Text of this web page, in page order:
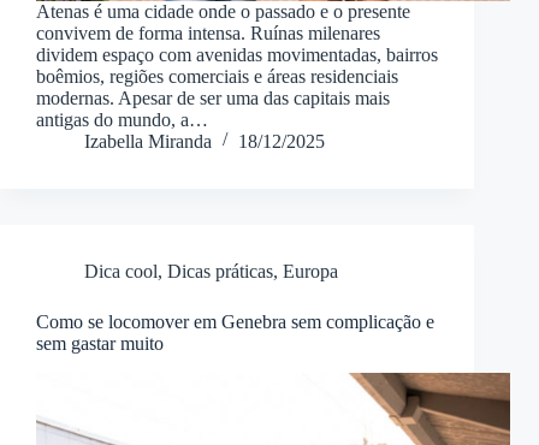
Atenas é uma cidade onde o passado e o presente
convivem de forma intensa. Ruínas milenares
dividem espaço com avenidas movimentadas, bairros
boêmios, regiões comerciais e áreas residenciais
modernas. Apesar de ser uma das capitais mais
antigas do mundo, a…
Izabella Miranda
18/12/2025
Dica cool, Dicas práticas, Europa
Como se locomover em Genebra sem complicação e
sem gastar muito